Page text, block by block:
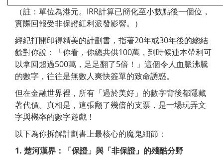
（註：單位為港元。IRR計算已簡化至小數點後一個位，
實際回報受非保證紅利派發影響。）
經紀打開印得精美的計劃書，指著20年或30年後的總結
餘對你說：「你看，你總共供100萬，到時候連本帶利可
以拿回超過500萬，足足翻了5倍！」這個令人血脈沸騰
的數字，往往是無數人爽快簽單的致命誘惑。
但在金融世界裡，所有「過於美好」的數字背後都隱藏
著代價。真相是，這張翻了幾倍的支票，是一場玩弄文
字與機率的數字遊戲！
以下為你拆解計劃書上最核心的魔鬼細節：
1. 楚河漢界：「保證」與「非保證」的殘酷分野